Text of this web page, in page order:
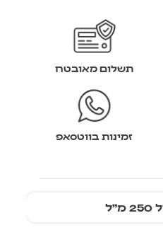
תשלום מאובטח
זמינות בווטסאפ